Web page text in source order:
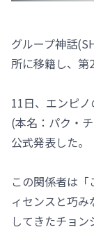
グループ神話
所に移籍し、第
11日、エンピ
(本名：パク・
公式発表した。
この関係者は
ィセンスと巧
してきたチョン